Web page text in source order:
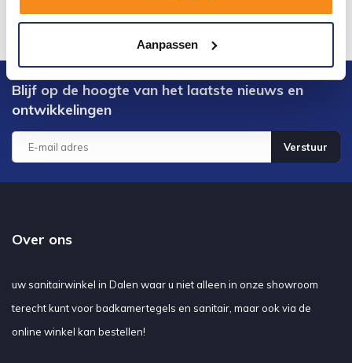
Aanpassen
Blijf op de hoogte van het laatste nieuws en
ontwikkelingen
Verstuur
Over ons
uw sanitairwinkel in Dalen waar u niet alleen in onze showroom
terecht kunt voor badkamertegels en sanitair, maar ook via de
online winkel kan bestellen!